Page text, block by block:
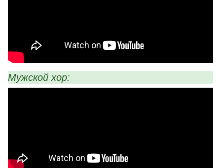
Мужской хор: